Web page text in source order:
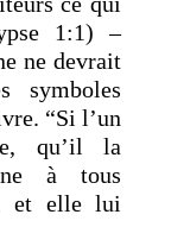
1:1) –
ne devrait
symboles
“Si l’un
qu’il la
à tous
et elle lui